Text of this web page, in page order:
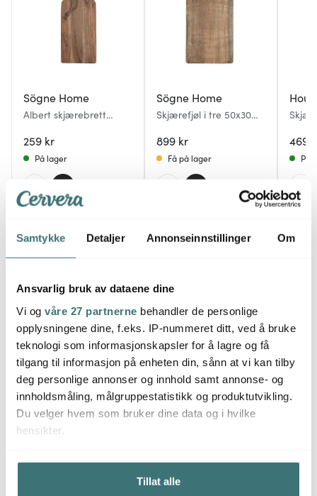
Samtykke Detaljer Annonseinnstillinger Om
Ansvarlig bruk av dataene dine
Vi og våre 27 partnerne behandler de personlige
opplysningene dine, f.eks. IP-nummeret ditt, ved å bruke
teknologi som informasjonskapsler for å lagre og få
tilgang til informasjon på enheten din, sånn at vi kan tilby
deg personlige annonser og innhold samt annonse- og
innholdsmåling, målgruppestatistikk og produktutvikling.
Du velger hvem som bruker dine data og i hvilke
hensikter.
Hvis du gir oss lov, vil vi også gjerne:
Innhente informasjon om den geografiske
Tillat alle
Sögne Home
Albert skjærebrett
259 kr
På lager
Sögne Home
Skjærefjøl i tre 50x30
899 kr
Få på lager
469
På
Skreller
cm hvit
1179 kr